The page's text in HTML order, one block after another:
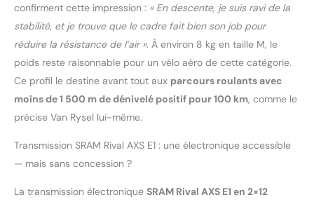
head tube.
précision::Transmission
électronique Sram AXS
E1 avec capteur de
en taille M montage
Tubeless-Cadre: 100.0%
confirment cette impression : « En descente, je suis ravi de la
stabilité, et je trouve que le cadre fait bien son job pour
réduire la résistance de l’air ». À environ 8 kg en taille M, le
poids reste raisonnable pour un vélo aéro de cette catégorie.
Ce profil le destine avant tout aux parcours roulants avec
moins de 1 500 m de dénivelé positif pour 100 km, comme le
précise Van Rysel lui-même.
Transmission SRAM Rival AXS E1 : une électronique accessible
— mais sans concession ?
La transmission électronique SRAM Rival AXS E1 en 2×12